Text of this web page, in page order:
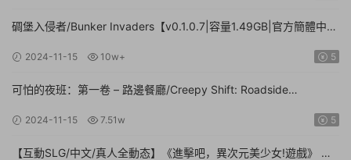
碉堡入侵者/Bunker Invaders【v0.1.0.7|容量1.49GB|官方簡體中
2024-11-15 10w+ 5
可怕的夜班：第一卷 – 路邊餐廳/Creepy Shift: Roadside
2024-11-15 7.51w 5
【互動SLG/中文/真人全動态】《進擊吧，異次元美少女!遊戲》 官